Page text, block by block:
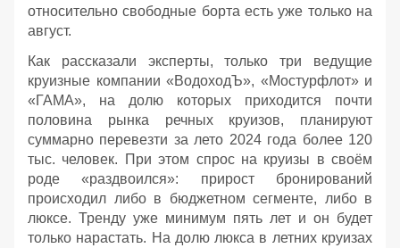
относительно свободные борта есть уже только на
август.
Как рассказали эксперты, только три ведущие
круизные компании «ВодоходЪ», «Мостурфлот» и
«ГАМА», на долю которых приходится почти
половина рынка речных круизов, планируют
суммарно перевезти за лето 2024 года более 120
тыс. человек. При этом спрос на круизы в своём
роде «раздвоился»: прирост бронирований
происходил либо в бюджетном сегменте, либо в
люксе. Тренду уже минимум пять лет и он будет
только нарастать. На долю люкса в летних круизах